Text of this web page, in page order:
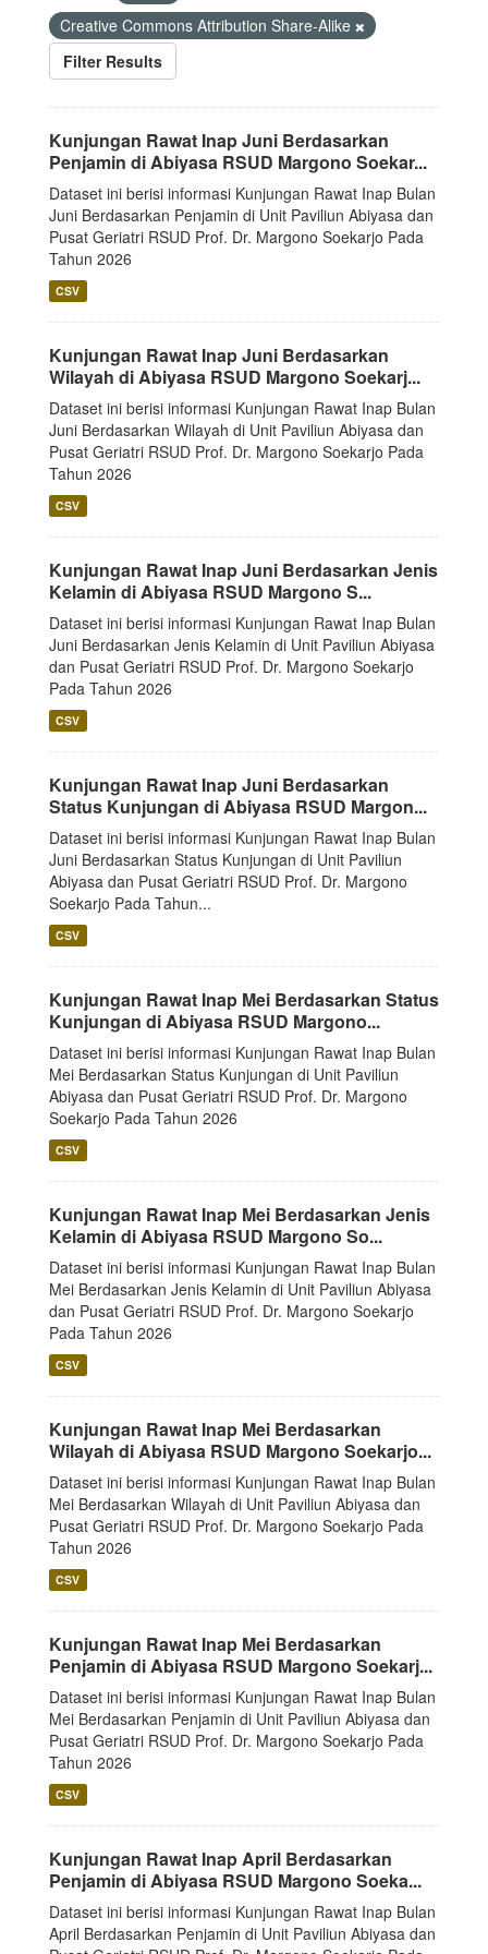
Creative Commons Attribution Share-Alike
Filter Results
Kunjungan Rawat Inap Juni Berdasarkan
Penjamin di Abiyasa RSUD Margono Soekar...
Dataset ini berisi informasi Kunjungan Rawat Inap Bulan
Juni Berdasarkan Penjamin di Unit Paviliun Abiyasa dan
Pusat Geriatri RSUD Prof. Dr. Margono Soekarjo Pada
Tahun 2026
CSV
Kunjungan Rawat Inap Juni Berdasarkan
Wilayah di Abiyasa RSUD Margono Soekarj...
Dataset ini berisi informasi Kunjungan Rawat Inap Bulan
Juni Berdasarkan Wilayah di Unit Paviliun Abiyasa dan
Pusat Geriatri RSUD Prof. Dr. Margono Soekarjo Pada
Tahun 2026
CSV
Kunjungan Rawat Inap Juni Berdasarkan Jenis
Kelamin di Abiyasa RSUD Margono S...
Dataset ini berisi informasi Kunjungan Rawat Inap Bulan
Juni Berdasarkan Jenis Kelamin di Unit Paviliun Abiyasa
dan Pusat Geriatri RSUD Prof. Dr. Margono Soekarjo
Pada Tahun 2026
CSV
Kunjungan Rawat Inap Juni Berdasarkan
Status Kunjungan di Abiyasa RSUD Margon...
Dataset ini berisi informasi Kunjungan Rawat Inap Bulan
Juni Berdasarkan Status Kunjungan di Unit Paviliun
Abiyasa dan Pusat Geriatri RSUD Prof. Dr. Margono
Soekarjo Pada Tahun...
CSV
Kunjungan Rawat Inap Mei Berdasarkan Status
Kunjungan di Abiyasa RSUD Margono...
Dataset ini berisi informasi Kunjungan Rawat Inap Bulan
Mei Berdasarkan Status Kunjungan di Unit Paviliun
Abiyasa dan Pusat Geriatri RSUD Prof. Dr. Margono
Soekarjo Pada Tahun 2026
CSV
Kunjungan Rawat Inap Mei Berdasarkan Jenis
Kelamin di Abiyasa RSUD Margono So...
Dataset ini berisi informasi Kunjungan Rawat Inap Bulan
Mei Berdasarkan Jenis Kelamin di Unit Paviliun Abiyasa
dan Pusat Geriatri RSUD Prof. Dr. Margono Soekarjo
Pada Tahun 2026
CSV
Kunjungan Rawat Inap Mei Berdasarkan
Wilayah di Abiyasa RSUD Margono Soekarjo...
Dataset ini berisi informasi Kunjungan Rawat Inap Bulan
Mei Berdasarkan Wilayah di Unit Paviliun Abiyasa dan
Pusat Geriatri RSUD Prof. Dr. Margono Soekarjo Pada
Tahun 2026
CSV
Kunjungan Rawat Inap Mei Berdasarkan
Penjamin di Abiyasa RSUD Margono Soekarj...
Dataset ini berisi informasi Kunjungan Rawat Inap Bulan
Mei Berdasarkan Penjamin di Unit Paviliun Abiyasa dan
Pusat Geriatri RSUD Prof. Dr. Margono Soekarjo Pada
Tahun 2026
CSV
Kunjungan Rawat Inap April Berdasarkan
Penjamin di Abiyasa RSUD Margono Soeka...
Dataset ini berisi informasi Kunjungan Rawat Inap Bulan
April Berdasarkan Penjamin di Unit Paviliun Abiyasa dan